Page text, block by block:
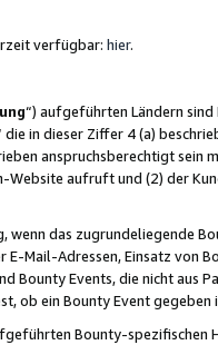
verfügbar: hier.
“) aufgeführten Ländern
die in dieser Ziffer 4 (a)
anspruchsberechtigt sein
aufruft und (2) der
das zugrundeliegende
Mail-Adressen, Einsatz von
Bounty Events, die nicht
ob ein Bounty Event
Bounty-spezifischen